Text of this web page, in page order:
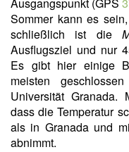
Sommer kann es
schließlich ist die
Ausflugsziel und nur
Es gibt hier einige
meisten
Universität Granada.
dass die Temperatur
als in Granada und
abnimmt.